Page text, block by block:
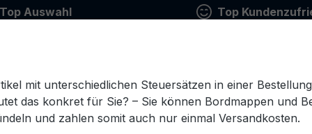
Top Auswahl Top
Estnisch Finnisch Französisch Griechisch
mit unterschiedlichen Steuersätzen in einer
das konkret für Sie? – Sie können Bordmappen und
und zahlen somit auch nur einmal Versandkosten.